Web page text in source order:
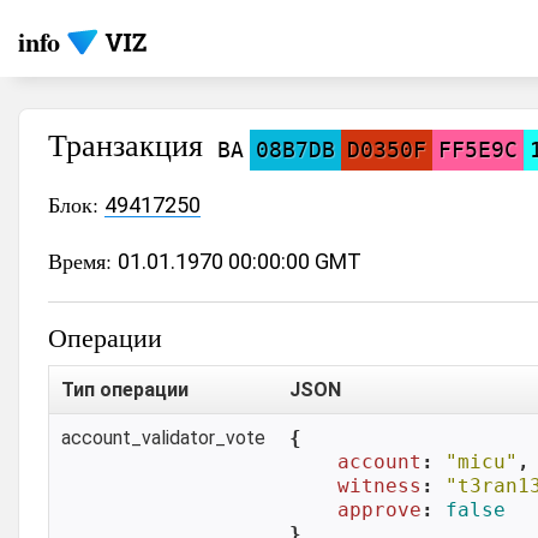
info
Транзакция BA 08B7DB D0350F FF5E9C
Блок: 49417250
Время: 01.01.1970 00:00:00 GMT
Операции
Тип операции JSON
account_validator_vote
{
account : "micu" ,
witness :
approve : false